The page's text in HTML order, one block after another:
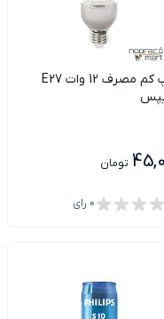
لامپ کم مصرف 12 وات E27
تومان
0 رای